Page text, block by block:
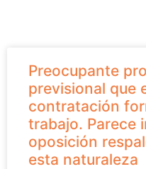
Preocupante
previsional que
contratación
trabajo. Parece
oposición
esta naturaleza